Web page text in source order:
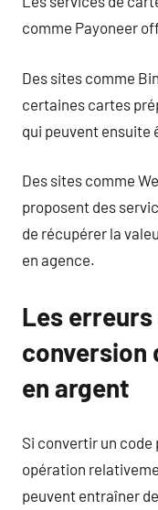
comme Payoneer
Des sites comme
certaines cartes
qui peuvent ensuite
Des sites comme
proposent des
de récupérer la
en agence.
Les
conversion
en argent
Si convertir un code
opération
peuvent entraîner